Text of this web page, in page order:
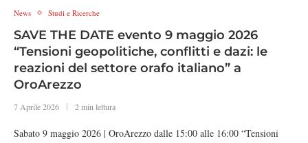
News Studi e Ricerche
SAVE THE DATE evento 9 maggio 2026
“Tensioni geopolitiche, conflitti e dazi: le
reazioni del settore orafo italiano” a
OroArezzo
7 Aprile 2026 2 min lettura
Sabato 9 maggio 2026 | OroArezzo dalle 15:00 alle 16:00 “Tensioni